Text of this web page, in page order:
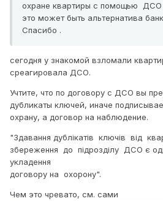
охране квартиры с помощью ДСО
это может быть альтернатива
Спасибо .
сегодня у знакомой взломали
среагировала ДСО.
Учтите, что по договору с ДСО вы
дубликаты ключей, иначе
охрану, а договор на наблюдение.
"Здавання дублікатів ключів від
збереження до підрозділу ДСО є
укладення
договору на охорону".
Чем это чревато, см. сами